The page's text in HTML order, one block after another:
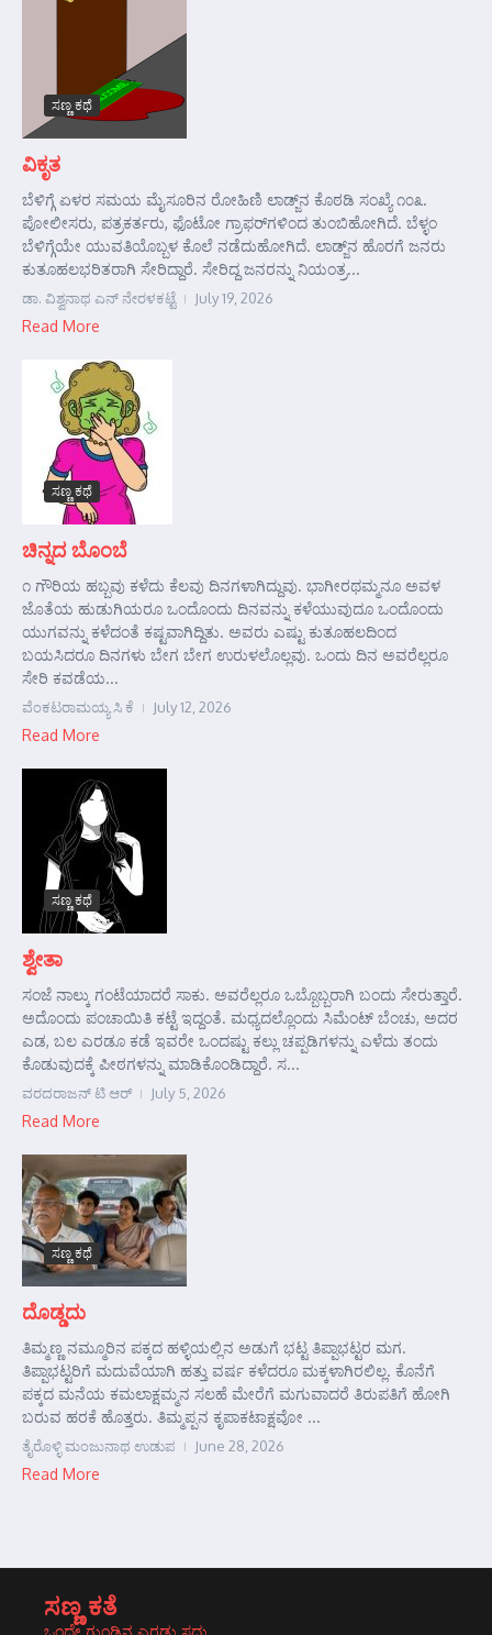
ಸಣ್ಣ ಕಥೆ
ವಿಕೃತ
ಬೆಳಿಗ್ಗೆ ಏಳರ ಸಮಯ ಮೈಸೂರಿನ ರೋಹಿಣಿ ಲಾಡ್ಜ್‌ನ ಕೊಠಡಿ ಸಂಖ್ಯೆ ೧೦೩.
ಪೋಲೀಸರು, ಪತ್ರಕರ್ತರು, ಫೊಟೋ ಗ್ರಾಫರ್‌ಗಳಿಂದ ತುಂಬಿಹೋಗಿದೆ. ಬೆಳ್ಳಂ
ಬೆಳಿಗ್ಗೆಯೇ ಯುವತಿಯೊಬ್ಬಳ ಕೊಲೆ ನಡೆದುಹೋಗಿದೆ. ಲಾಡ್ಜ್‌ನ ಹೊರಗೆ ಜನರು
ಕುತೂಹಲಭರಿತರಾಗಿ ಸೇರಿದ್ದಾರೆ. ಸೇರಿದ್ದ ಜನರನ್ನು ನಿಯಂತ್ರ...
ಡಾ. ವಿಶ್ವನಾಥ ಎನ್ ನೇರಳಕಟ್ಟೆ July 19, 2026
Read More
ಸಣ್ಣ ಕಥೆ
ಚಿನ್ನದ ಬೊಂಬೆ
೧ ಗೌರಿಯ ಹಬ್ಬವು ಕಳೆದು ಕೆಲವು ದಿನಗಳಾಗಿದ್ದುವು. ಭಾಗೀರಥಮ್ಮನೂ ಅವಳ
ಜೊತೆಯ ಹುಡುಗಿಯರೂ ಒಂದೊಂದು ದಿನವನ್ನು ಕಳೆಯುವುದೂ ಒಂದೊಂದು
ಯುಗವನ್ನು ಕಳೆದಂತೆ ಕಷ್ಟವಾಗಿದ್ದಿತು. ಅವರು ಎಷ್ಟು ಕುತೂಹಲದಿಂದ
ಬಯಸಿದರೂ ದಿನಗಳು ಬೇಗ ಬೇಗ ಉರುಳಲೊಲ್ಲವು. ಒಂದು ದಿನ ಅವರೆಲ್ಲರೂ
ಸೇರಿ ಕವಡೆಯ...
ವೆಂಕಟರಾಮಯ್ಯ ಸಿ ಕೆ July 12, 2026
Read More
ಸಣ್ಣ ಕಥೆ
ಶ್ವೇತಾ
ಸಂಜೆ ನಾಲ್ಕು ಗಂಟೆಯಾದರೆ ಸಾಕು. ಅವರೆಲ್ಲರೂ ಒಬ್ಬೊಬ್ಬರಾಗಿ ಬಂದು ಸೇರುತ್ತಾರೆ.
ಅದೊಂದು ಪಂಚಾಯಿತಿ ಕಟ್ಟೆ ಇದ್ದಂತೆ. ಮಧ್ಯದಲ್ಲೊಂದು ಸಿಮೆಂಟ್ ಬೆಂಚು, ಅದರ
ಎಡ, ಬಲ ಎರಡೂ ಕಡೆ ಇವರೇ ಒಂದಷ್ಟು ಕಲ್ಲು ಚಪ್ಪಡಿಗಳನ್ನು ಎಳೆದು ತಂದು
ಕೊಡುವುದಕ್ಕೆ ಪೀಠಗಳನ್ನು ಮಾಡಿಕೊಂಡಿದ್ದಾರೆ. ಸ...
ವರದರಾಜನ್ ಟಿ ಆರ್ July 5, 2026
Read More
ಸಣ್ಣ ಕಥೆ
ದೊಡ್ಡದು
ತಿಮ್ಮಣ್ಣ ನಮ್ಮೂರಿನ ಪಕ್ಕದ ಹಳ್ಳಿಯಲ್ಲಿನ ಅಡುಗೆ ಭಟ್ಟ ತಿಪ್ಪಾಭಟ್ಟರ ಮಗ.
ತಿಪ್ಪಾಭಟ್ಟರಿಗೆ ಮದುವೆಯಾಗಿ ಹತ್ತು ವರ್ಷ ಕಳೆದರೂ ಮಕ್ಕಳಾಗಿರಲಿಲ್ಲ. ಕೊನೆಗೆ
ಪಕ್ಕದ ಮನೆಯ ಕಮಲಾಕ್ಷಮ್ಮನ ಸಲಹೆ ಮೇರೆಗೆ ಮಗುವಾದರೆ ತಿರುಪತಿಗೆ ಹೋಗಿ
ಬರುವ ಹರಕೆ ಹೊತ್ತರು. ತಿಮ್ಮಪ್ಪನ ಕೃಪಾಕಟಾಕ್ಷವೋ ...
ತೈರೊಳ್ಳಿ ಮಂಜುನಾಥ ಉಡುಪ June 28, 2026
Read More
ಸಣ್ಣ ಕತೆ
ಒಂದೇ ಗುಂಡಿನ ಎರಡು ಸದ್ದು